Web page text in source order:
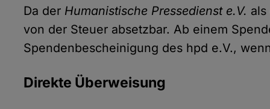
Da der Humanistische Pressedienst e.V.
von der Steuer absetzbar. Ab einem
Spendenbescheinigung des hpd e.V.,
Direkte Überweisung